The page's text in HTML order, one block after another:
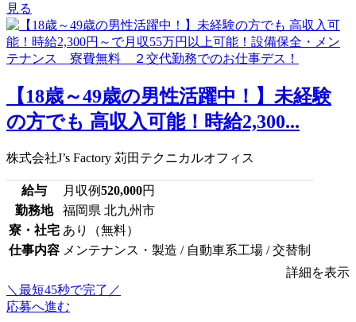
見る
【18歳～49歳の男性活躍中！】未経験
の方でも 高収入可能！時給2,300...
株式会社J’s Factory 苅田テクニカルオフィス
給与 月収例520,000円
勤務地
福岡県 北九州市
寮・社宅 あり（無料）
仕事内容 メンテナンス・製造 / 自動車系工場 / 交替制
詳細を表示
＼最短45秒で完了／
応募へ進む